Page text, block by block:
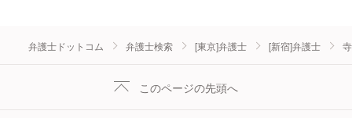
弁護士ドットコム 弁護士検索 [東京]弁護士 [新宿]弁護士
このページの先頭へ